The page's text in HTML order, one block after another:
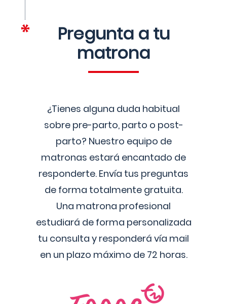
Pregunta a tu
matrona
¿Tienes alguna duda habitual
sobre pre-parto, parto o post-
parto? Nuestro equipo de
matronas estará encantado de
responderte. Envía tus preguntas
de forma totalmente gratuita.
Una matrona profesional
estudiará de forma personalizada
tu consulta y responderá vía mail
en un plazo máximo de 72 horas.